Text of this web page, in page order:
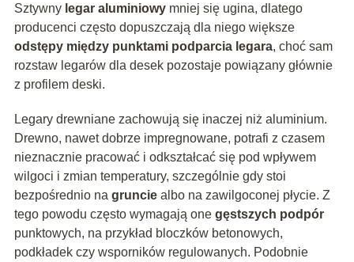
Sztywny legar aluminiowymniej się ugina, dlatego
producenci często dopuszczają dla niego większe
odstępy między punktami podparcia legara, choć sam
rozstaw legarów dla desek pozostaje powiązany głównie
z profilem deski.
Legary drewniane zachowują się inaczej niż aluminium.
Drewno, nawet dobrze impregnowane, potrafi z czasem
nieznacznie pracować i odkształcać się pod wpływem
wilgoci i zmian temperatury, szczególnie gdy stoi
bezpośrednio na grunciealbo na zawilgoconej płycie. Z
tego powodu często wymagają one gęstszych podpór
punktowych, na przykład bloczków betonowych,
podkładek czy wsporników regulowanych. Podobnie